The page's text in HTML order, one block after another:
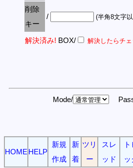
削除
キー
/ (半角8文字
解決済み! BOX/ 解決したらチ
Mode/
HOME HELP
新規
作成
新
着
ツリ
ー
スレ
ッド
ッ